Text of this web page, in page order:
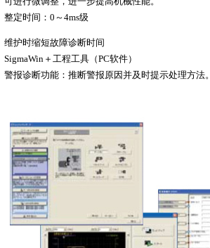
整定时间：0～4ms级
维护时缩短故障诊断时间
SigmaWin＋工程工具（PC软件）
警报诊断功能：推断警报原因并及时提示处理方法。